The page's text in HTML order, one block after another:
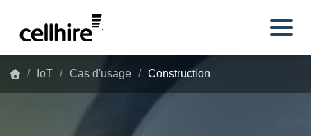
IoT Cas d'usage Construction